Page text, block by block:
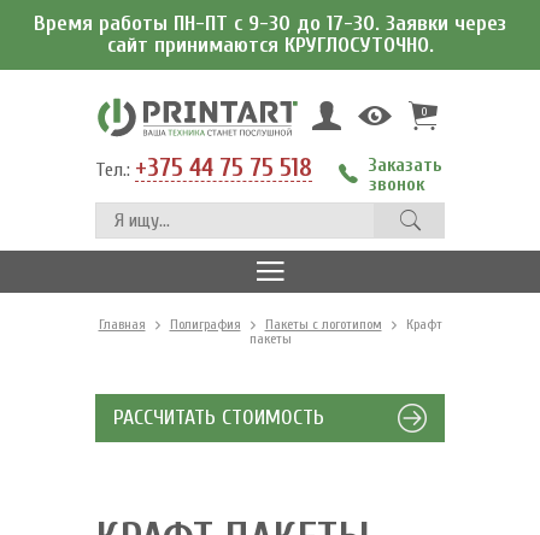
Время работы ПН-ПТ с 9-30 до 17-30. Заявки через
сайт принимаются КРУГЛОСУТОЧНО.
0
Тел.: +375 44 75 75 518
Заказать
звонок
Главная Полиграфия Пакеты с логотипом
Крафт
пакеты
РАССЧИТАТЬ СТОИМОСТЬ